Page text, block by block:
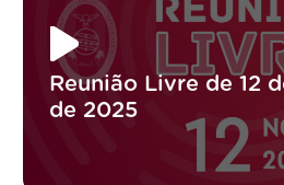
Reunião Livre de 12
de 2025